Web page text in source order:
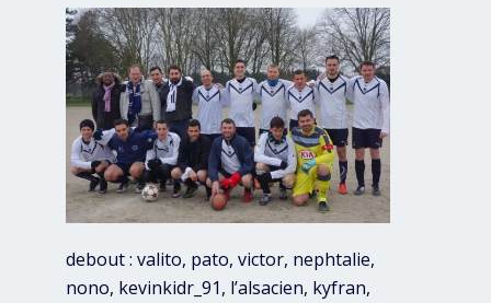
debout : valito, pato, victor, nephtalie,
nono, kevinkidr_91, l’alsacien, kyfran,